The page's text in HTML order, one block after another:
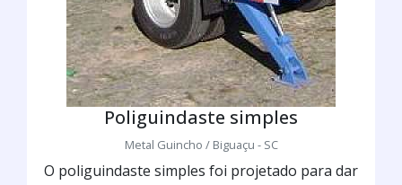
Poliguindaste simples
Metal Guincho / Biguaçu - SC
O poliguindaste simples foi projetado para dar